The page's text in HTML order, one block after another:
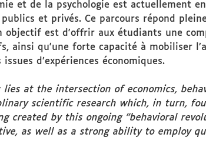
et de la psychologie est actuellement
et privés. Ce parcours répond
objectif est d'offrir aux étudiants une
ainsi qu'une forte capacité à mobiliser
d’expériences économiques.
at the intersection of economics,
scientific research which, in turn,
created by this ongoing "behavioral
as well as a strong ability to employ